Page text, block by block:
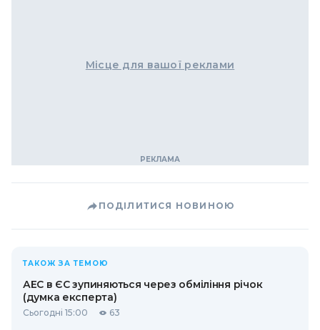
Місце для вашої реклами
ПОДІЛИТИСЯ НОВИНОЮ
ТАКОЖ ЗА ТЕМОЮ
АЕС в ЄС зупиняються через обміління річок
(думка експерта)
Сьогодні 15:00 63